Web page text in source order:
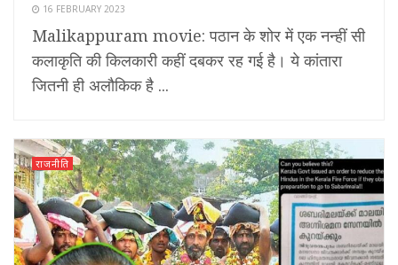
16 FEBRUARY 2023
Malikappuram movie: पठान के शोर में एक नन्हीं सी
कलाकृति की किलकारी कहीं दबकर रह गई है। ये कांतारा
जितनी ही अलौकिक है ...
राजनीति